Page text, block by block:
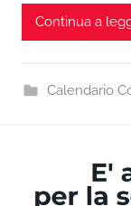
Continua a
Calendario